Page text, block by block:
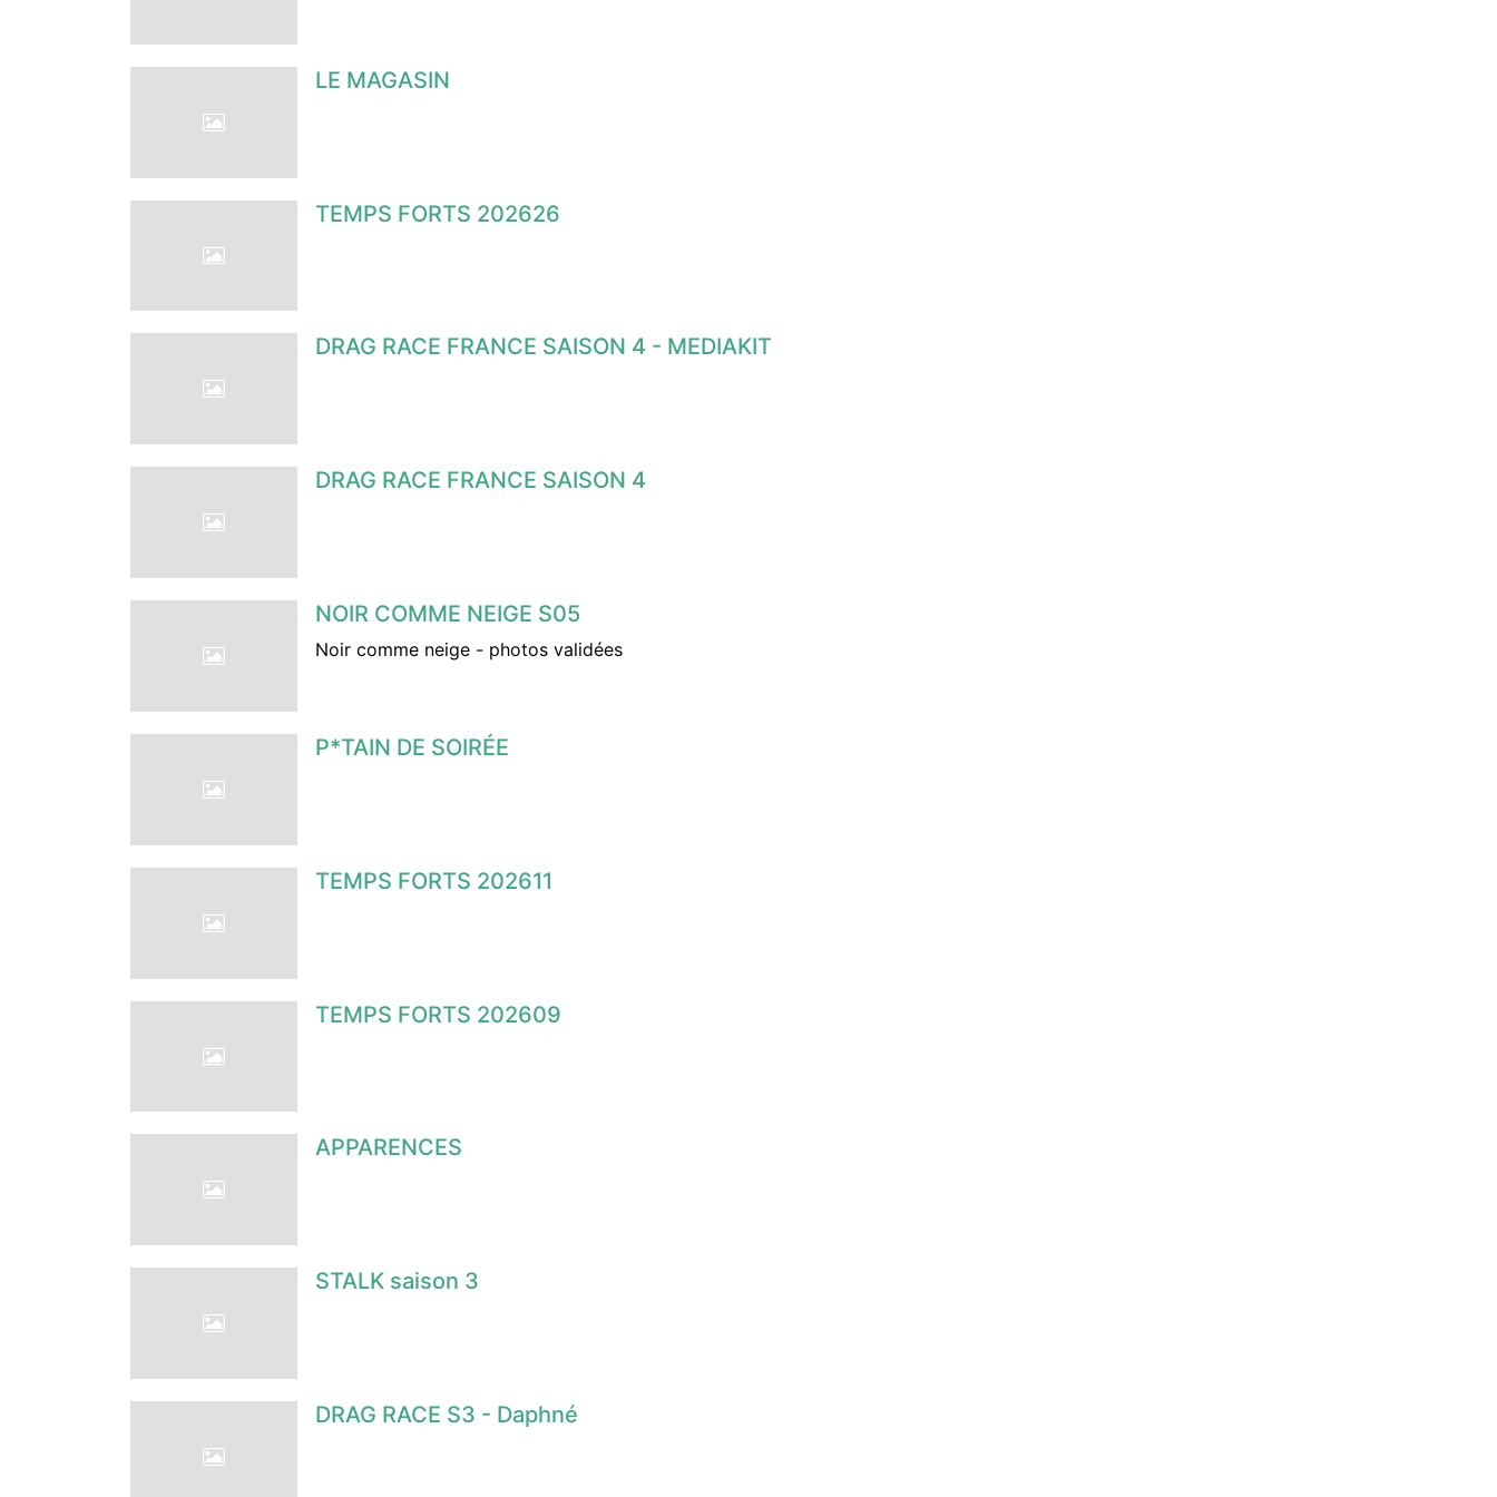
LE MAGASIN
TEMPS FORTS 202626
DRAG RACE FRANCE SAISON 4 - MEDIAKIT
DRAG RACE FRANCE SAISON 4
NOIR COMME NEIGE S05
Noir comme neige - photos validées
P*TAIN DE SOIRÉE
TEMPS FORTS 202611
TEMPS FORTS 202609
APPARENCES
STALK saison 3
DRAG RACE S3 - Daphné